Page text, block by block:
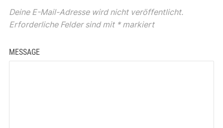
Deine E-Mail-Adresse wird nicht veröffentlicht.
Erforderliche Felder sind mit *markiert
MESSAGE